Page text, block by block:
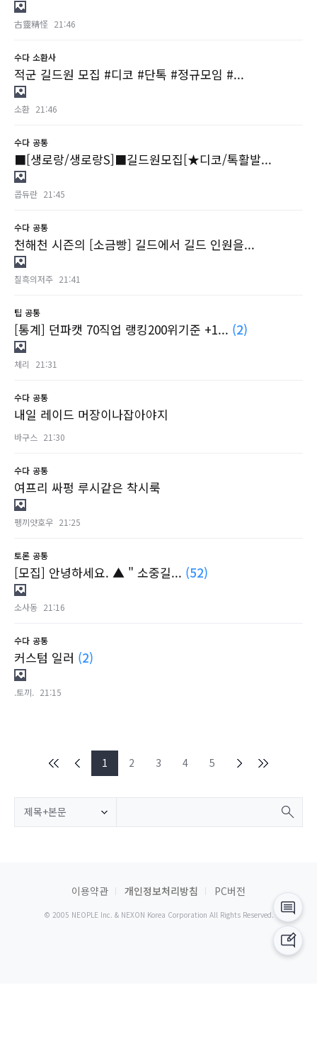
古靈精怪 21:46
수다 소환사
적군 길드원 모집 #디코 #단톡 #정규모임 #...
소환 21:46
수다 공통
■[생로랑/생로랑S]■길드원모집[★디코/톡활발...
콥듀란 21:45
수다 공통
천해천 시즌의 [소금빵] 길드에서 길드 인원을...
칠흑의저주 21:41
팁 공통
[통계] 던파캣 70직업 랭킹200위기준 +1... (2)
체리 21:31
수다 공통
내일 레이드 머장이나잡아야지
바구스 21:30
수다 공통
여프리 싸펑 루시같은 착시룩
펭끼얏호우 21:25
토론 공통
[모집] 안녕하세요. ▲ " 소중길... (52)
소사동 21:16
수다 공통
커스텀 일러 (2)
.토끼. 21:15
1 2 3 4 5
제목+본문
이용약관 개인정보처리방침 PC버전
© 2005 NEOPLE Inc. & NEXON Korea Corporation All Rights Reserved.